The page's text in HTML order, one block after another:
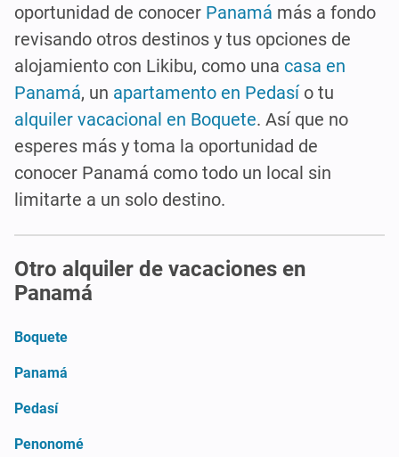
oportunidad de conocer Panamá más a fondo
revisando otros destinos y tus opciones de
alojamiento con Likibu, como una casa en
Panamá, un apartamento en Pedasío tu
alquiler vacacional en Boquete. Así que no
esperes más y toma la oportunidad de
conocer Panamá como todo un local sin
limitarte a un solo destino.
Otro alquiler de vacaciones en
Panamá
Boquete
Panamá
Pedasí
Penonomé